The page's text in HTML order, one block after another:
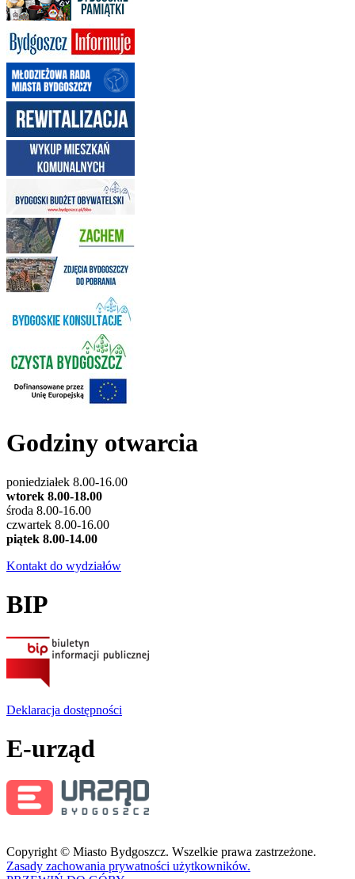
Godziny otwarcia
poniedziałek 8.00-16.00
wtorek 8.00-18.00
środa 8.00-16.00
czwartek 8.00-16.00
piątek 8.00-14.00
Kontakt do wydziałów
BIP
Deklaracja dostępności
E-urząd
Copyright © Miasto Bydgoszcz. Wszelkie prawa zastrzeżone.
Zasady zachowania prywatności użytkowników.